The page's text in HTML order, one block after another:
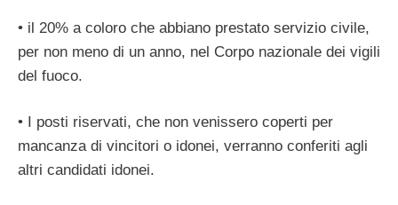
• il 20% a coloro che abbiano prestato servizio civile,
per non meno di un anno, nel Corpo nazionale dei vigili
del fuoco.
• I posti riservati, che non venissero coperti per
mancanza di vincitori o idonei, verranno conferiti agli
altri candidati idonei.